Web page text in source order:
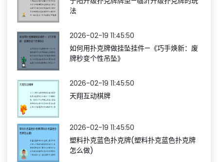
法
2026-02-19 11:45:50
如何用扑克牌做挂坠挂件—《巧手焕新：废
牌秒变个性吊坠》
2026-02-19 11:45:50
天翔互动棋牌
2026-02-19 11:45:50
塑料扑克蓝色扑克牌(塑料扑克蓝色扑克牌
怎么做)